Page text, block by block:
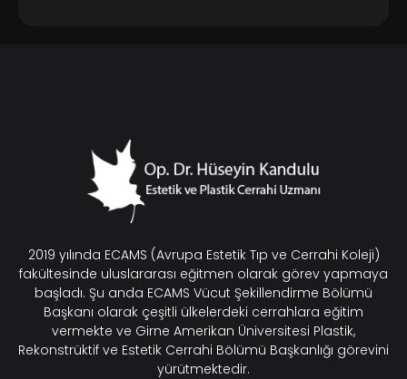
2019 yılında ECAMS (Avrupa Estetik Tıp ve Cerrahi Koleji)
fakültesinde uluslararası eğitmen olarak görev yapmaya
başladı. Şu anda ECAMS Vücut Şekillendirme Bölümü
Başkanı olarak çeşitli ülkelerdeki cerrahlara eğitim
vermekte ve Girne Amerikan Üniversitesi Plastik,
Rekonstrüktif ve Estetik Cerrahi Bölümü Başkanlığı görevini
yürütmektedir.